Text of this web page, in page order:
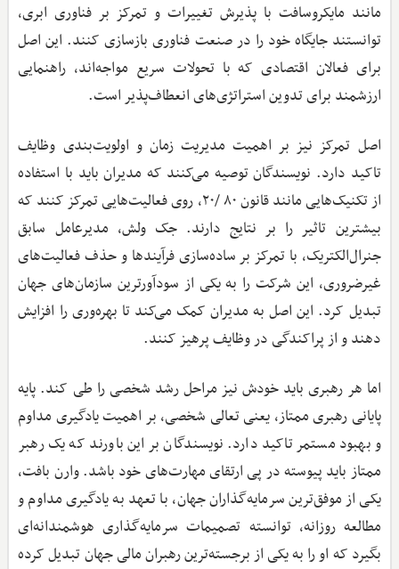
مانند مایکروسافت با پذیرش تغییرات و تمرکز بر فناوری ابری،
توانستند جایگاه خود را در صنعت فناوری بازسازی کنند. این اصل
برای فعالان اقتصادی که با تحولات سریع مواجه‌اند، راهنمایی
ارزشمند برای تدوین استراتژی‌های انعطاف‌پذیر است.
اصل تمرکز نیز بر اهمیت مدیریت زمان و اولویت‌بندی وظایف
تاکید دارد. نویسندگان توصیه می‌کنند که مدیران باید با استفاده
از تکنیک‌هایی مانند قانون ۸۰ /۲۰، روی فعالیت‌هایی تمرکز کنند که
بیشترین تاثیر را بر نتایج دارند. جک ولش، مدیرعامل سابق
جنرال‌الکتریک، با تمرکز بر ساده‌سازی فرآیندها و حذف فعالیت‌های
غیرضروری، این شرکت را به یکی از سودآورترین سازمان‌های جهان
تبدیل کرد. این اصل به مدیران کمک می‌کند تا بهره‌وری را افزایش
دهند و از پراکندگی در وظایف پرهیز کنند.
اما هر رهبری باید خودش نیز مراحل رشد شخصی را طی کند. پایه
پایانی رهبری ممتاز، یعنی تعالی شخصی، بر اهمیت یادگیری مداوم
و بهبود مستمر تاکید دارد. نویسندگان بر این باورند که یک رهبر
ممتاز باید پیوسته در پی ارتقای مهارت‌های خود باشد. وارن بافت،
یکی از موفق‌ترین سرمایه‌گذاران جهان، با تعهد به یادگیری مداوم و
مطالعه روزانه، توانسته تصمیمات سرمایه‌گذاری هوشمندانه‌ای
بگیرد که او را به یکی از برجسته‌ترین رهبران مالی جهان تبدیل کرده